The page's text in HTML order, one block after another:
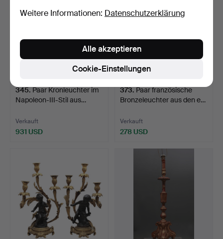
345.Paar Kronleuchter im
Napoleon-III-Stil aus…
Verkauft
931 USD
373.Paar französische
Bronzeleuchter aus den e…
Verkauft
278 USD
Weitere Informationen: Datenschutzerklärung
Cookie-Einstellungen
Alle akzeptieren